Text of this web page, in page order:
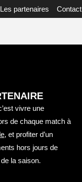
Les partenaires Contact
vivre une
de chaque match à
, et profiter d’un
hors jours de
la saison.